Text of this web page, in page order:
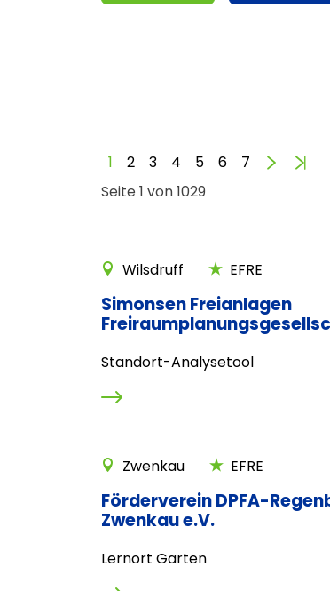
Seite 1 von 1029
1 2 3 4 5 6 7
Wilsdruff EFRE
Simonsen Freianlagen
Standort-Analysetool
Zwenkau EFRE
Förderverein DPFA-
Zwenkau e.V.
Lernort Garten